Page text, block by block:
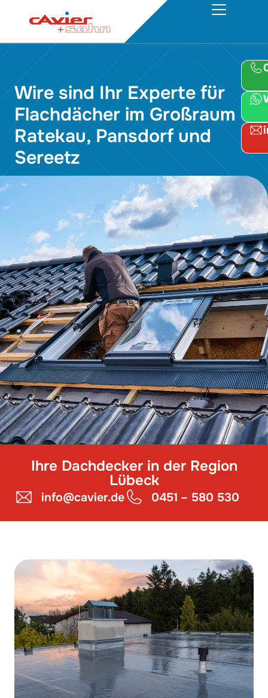
Wire sind Ihr Experte für
Flachdächer im Großraum
Ratekau, Pansdorf und
Sereetz
Ihre Dachdecker in der Region
Lübeck
info@cavier.de 0451 – 580 530